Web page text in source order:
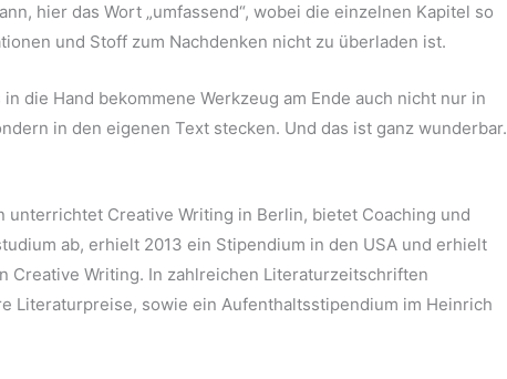
hier das Wort „umfassend“, wobei die einzelnen Kapitel so
und Stoff zum Nachdenken nicht zu überladen ist.
die Hand bekommene Werkzeug am Ende auch nicht nur in
in den eigenen Text stecken. Und das ist ganz wunderbar.
Creative Writing in Berlin, bietet Coaching und
ab, erhielt 2013 ein Stipendium in den USA und erhielt
Creative Writing. In zahlreichen Literaturzeitschriften
Literaturpreise, sowie ein Aufenthaltsstipendium im Heinrich